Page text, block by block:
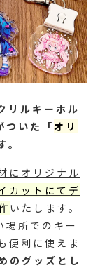
リルキーホル
ついた「オリ
。
にオリジナル
カットにてデ
いたします。
場所でのキー
便利に使えま
のグッズとし